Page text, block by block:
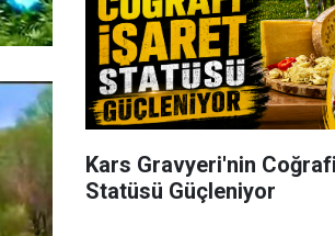
Kars Gravyeri'nin
Statüsü Güçleniyor